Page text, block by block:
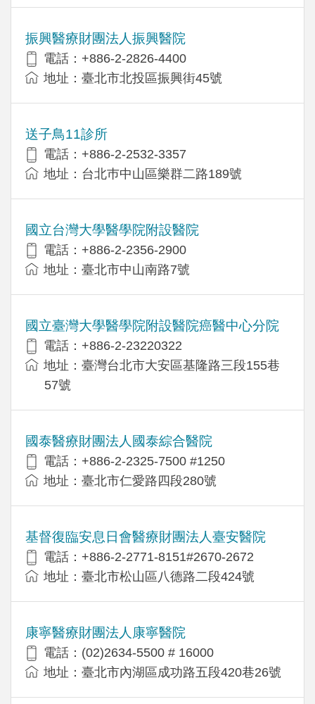
振興醫療財團法人振興醫院
電話：+886-2-2826-4400
地址：臺北市北投區振興街45號
送子鳥11診所
電話：+886-2-2532-3357
地址：台北巿中山區樂群二路189號
國立台灣大學醫學院附設醫院
電話：+886-2-2356-2900
地址：臺北市中山南路7號
國立臺灣大學醫學院附設醫院癌醫中心分院
電話：+886-2-23220322
地址：臺灣台北市大安區基隆路三段155巷
57號
國泰醫療財團法人國泰綜合醫院
電話：+886-2-2325-7500 #1250
地址：臺北市仁愛路四段280號
基督復臨安息日會醫療財團法人臺安醫院
電話：+886-2-2771-8151#2670-2672
地址：臺北市松山區八德路二段424號
康寧醫療財團法人康寧醫院
電話：(02)2634-5500 # 16000
地址：臺北市內湖區成功路五段420巷26號